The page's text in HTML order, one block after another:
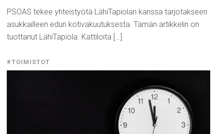
PSOAS tekee yhteistyötä LähiTapiolan kanssa tarjotakseen
asukkailleen edun kotivakuutuksesta. Tämän artikkelin on
tuottanut LähiTapiola. Kattiloita […]
#TOIMISTOT